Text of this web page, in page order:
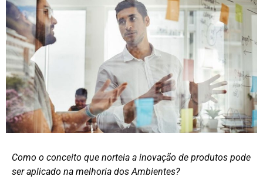
Como o conceito que norteia a inovação de produtos pode
ser aplicado na melhoria dos Ambientes?